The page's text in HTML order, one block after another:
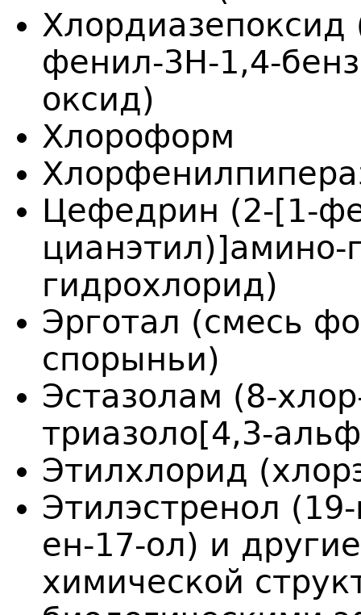
Хлордиазепоксид
фенил-3H-1,4-
оксид)
Хлороформ
Цефедрин (2-[1-
цианэтил)]амино-
гидрохлорид)
Эрготал (смесь
спорыньи)
Эстазолам (8-
триазоло[4,3-
Этилхлорид
Этилэстренол
ен-17-ол) и
химической